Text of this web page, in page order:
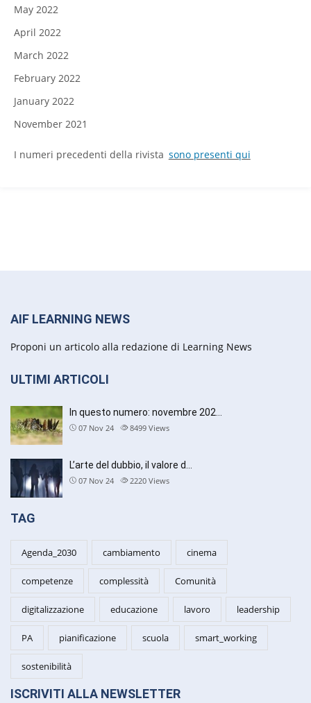
May 2022
April 2022
March 2022
February 2022
January 2022
November 2021
I numeri precedenti della rivista sono presenti qui
AIF LEARNING NEWS
Proponi un articolo alla redazione di Learning News
ULTIMI ARTICOLI
In questo numero: novembre 202…
07 Nov 24 8499 Views
L’arte del dubbio, il valore d…
07 Nov 24 2220 Views
TAG
Agenda_2030 cambiamento cinema
competenze complessità Comunità
digitalizzazione educazione lavoro leadership
PA pianificazione scuola smart_working
sostenibilità
ISCRIVITI ALLA NEWSLETTER